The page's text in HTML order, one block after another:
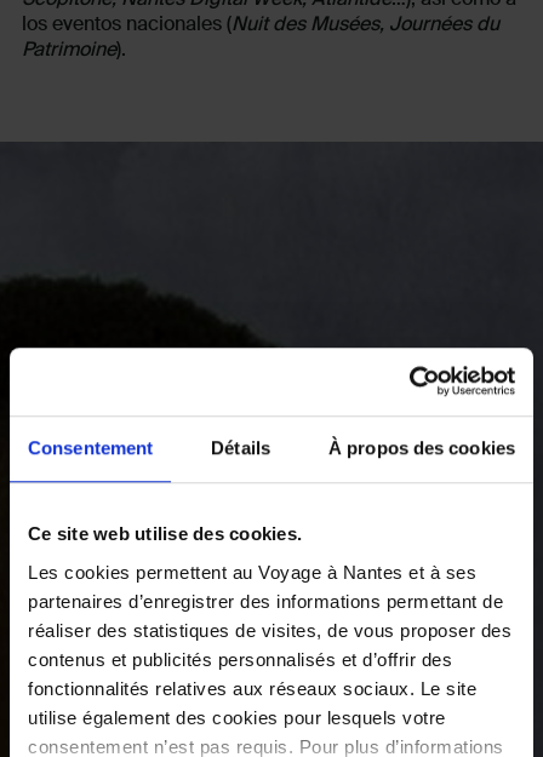
Consentement Détails À propos des cookies
Ce site web utilise des cookies.
Les cookies permettent au Voyage à Nantes et à ses
partenaires d’enregistrer des informations permettant de
réaliser des statistiques de visites, de vous proposer des
contenus et publicités personnalisés et d’offrir des
fonctionnalités relatives aux réseaux sociaux. Le site
utilise également des cookies pour lesquels votre
consentement n’est pas requis. Pour plus d’informations
los eventos nacionales (Nuit des Musées, Journées du
Patrimoine).